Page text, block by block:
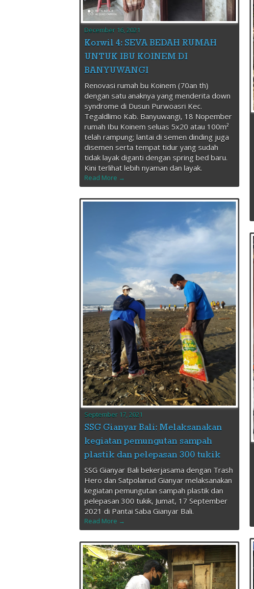
December 16, 2021
Korwil 4: SEVA BEDAH RUMAH
UNTUK IBU KOINEM DI
BANYUWANGI
Renovasi rumah bu Koinem (70an th)
dengan satu anaknya yang menderita down
syndrome di Dusun Purwoasri Kec.
Tegaldlimo Kab. Banyuwangi, 18 Nopember
rumah Ibu Koinem seluas 5x20 atau 100m²
telah rampung; lantai di semen dinding juga
disemen serta tempat tidur yang sudah
tidak layak diganti dengan spring bed baru.
Kini terlihat lebih nyaman dan layak.
Read More →
September 17, 2021
SSG Gianyar Bali: Melaksanakan
kegiatan pemungutan sampah
plastik dan pelepasan 300 tukik
SSG Gianyar Bali bekerjasama dengan Trash
Hero dan Satpolairud Gianyar melaksanakan
kegiatan pemungutan sampah plastik dan
pelepasan 300 tukik, Jumat, 17 September
2021 di Pantai Saba Gianyar Bali.
Read More →